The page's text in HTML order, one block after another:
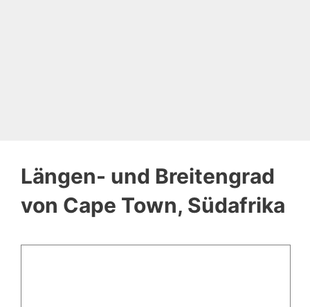
Längen- und Breitengrad
von Cape Town, Südafrika